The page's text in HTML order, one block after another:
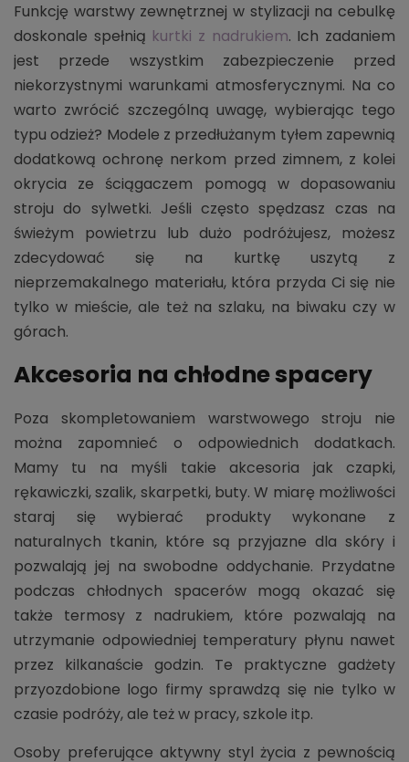
Funkcję warstwy zewnętrznej w stylizacji na cebulkę
doskonale spełnią kurtki z nadrukiem. Ich zadaniem
jest przede wszystkim zabezpieczenie przed
niekorzystnymi warunkami atmosferycznymi. Na co
warto zwrócić szczególną uwagę, wybierając tego
typu odzież? Modele z przedłużanym tyłem zapewnią
dodatkową ochronę nerkom przed zimnem, z kolei
okrycia ze ściągaczem pomogą w dopasowaniu
stroju do sylwetki. Jeśli często spędzasz czas na
świeżym powietrzu lub dużo podróżujesz, możesz
zdecydować się na kurtkę uszytą z
nieprzemakalnego materiału, która przyda Ci się nie
tylko w mieście, ale też na szlaku, na biwaku czy w
górach.
Akcesoria na chłodne spacery
Poza skompletowaniem warstwowego stroju nie
można zapomnieć o odpowiednich dodatkach.
Mamy tu na myśli takie akcesoria jak czapki,
rękawiczki, szalik, skarpetki, buty. W miarę możliwości
staraj się wybierać produkty wykonane z
naturalnych tkanin, które są przyjazne dla skóry i
pozwalają jej na swobodne oddychanie. Przydatne
podczas chłodnych spacerów mogą okazać się
także termosy z nadrukiem, które pozwalają na
utrzymanie odpowiedniej temperatury płynu nawet
przez kilkanaście godzin. Te praktyczne gadżety
przyozdobione logo firmy sprawdzą się nie tylko w
czasie podróży, ale też w pracy, szkole itp.
Osoby preferujące aktywny styl życia z pewnością